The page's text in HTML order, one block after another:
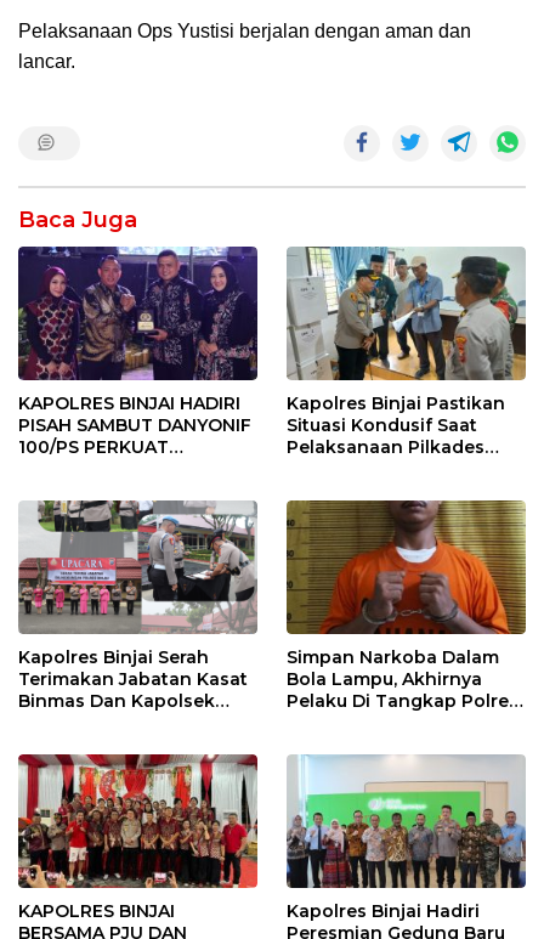
Pelaksanaan Ops Yustisi berjalan dengan aman dan
lancar.
Baca Juga
KAPOLRES BINJAI HADIRI
PISAH SAMBUT DANYONIF
100/PS PERKUAT
Kapolres Binjai Pastikan
Situasi Kondusif Saat
Pelaksanaan Pilkades
Kapolres Binjai Serah
Terimakan Jabatan Kasat
Binmas Dan Kapolsek
Simpan Narkoba Dalam
Bola Lampu, Akhirnya
Pelaku Di Tangkap Polres
KAPOLRES BINJAI
BERSAMA PJU DAN
Kapolres Binjai Hadiri
Peresmian Gedung Baru